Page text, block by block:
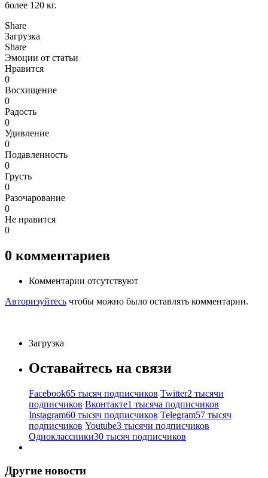
более 120 кг.
Share
Загрузка
Share
Эмоции от статьи
Нравится
0
Восхищение
0
Радость
0
Удивление
0
Подавленность
0
Грусть
0
Разочарование
0
Не нравится
0
0 комментариев
Комментарии отсутствуют
Авторизуйтесь чтобы можно было оставлять комментарии.
Загрузка
Оставайтесь на связи
Facebook65 тысяч подписчиков Twitter2 тысячи
подписчиков Вконтакте1 тысяча подписчиков
Instagram60 тысяч подписчиков Telegram57 тысяч
подписчиков Youtube3 тысячи подписчиков
Одноклассники30 тысяч подписчиков
Другие новости